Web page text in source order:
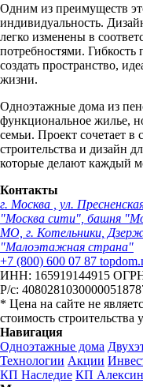
Одним из преимуществ
индивидуальность.
легко изменены в
потребностями. Гибкость
создать пространство,
жизни.
Одноэтажные дома из
функциональное жилье,
семьи. Проект сочетает в
строительства и дизайн
которые делают каждый
Контакты
г. Москва , ул.
"Москва сити", башня
МО, г. Котельники,
"Малоэтажная страна"
+7 (800) 600 07 87
ИНН: 165919144915
Р/с:
* Цена на сайте не
стоимость строительства
Навигация
Одноэтажные дома
Технологии Акции
КП Наследие КП